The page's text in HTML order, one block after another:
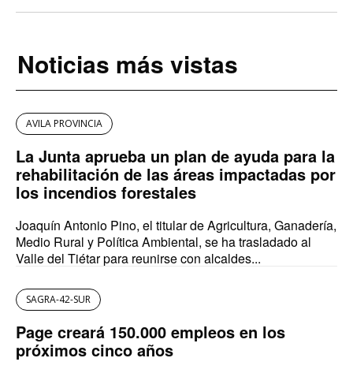
Noticias más vistas
AVILA PROVINCIA
La Junta aprueba un plan de ayuda para la
rehabilitación de las áreas impactadas por
los incendios forestales
Joaquín Antonio Pino, el titular de Agricultura, Ganadería,
Medio Rural y Política Ambiental, se ha trasladado al
Valle del Tiétar para reunirse con alcaldes...
SAGRA-42-SUR
Page creará 150.000 empleos en los
próximos cinco años